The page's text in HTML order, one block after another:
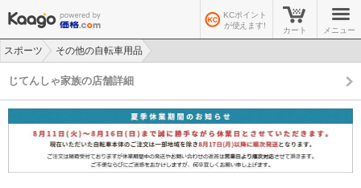
KCポイント
が使えます!
カート メニュー
スポーツ
その他の自転車用品
じてんしゃ家族の店舗詳細